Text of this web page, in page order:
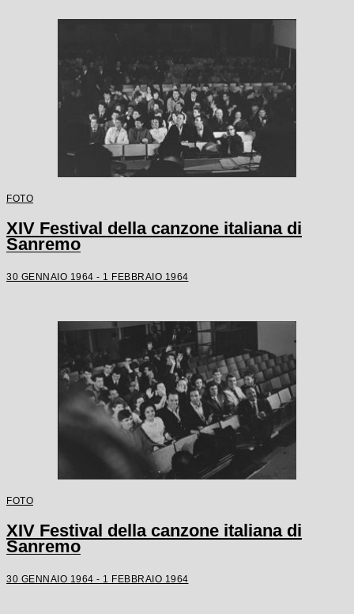
FOTO
XIV Festival della canzone italiana di
Sanremo
30 GENNAIO 1964 - 1 FEBBRAIO 1964
FOTO
XIV Festival della canzone italiana di
Sanremo
30 GENNAIO 1964 - 1 FEBBRAIO 1964